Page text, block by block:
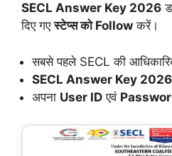
SECL Answer Key 2026
दिए गएस्टेप्स को Follow करें।
सबसे पहले SECL की
SECL Answer Key 2026
अपना User ID एवं